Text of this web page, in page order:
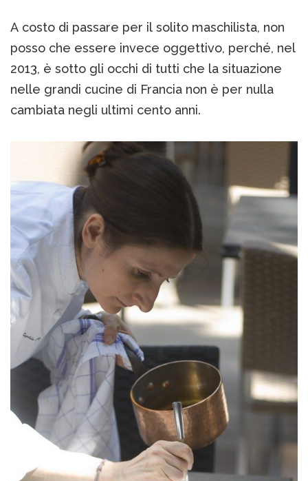
A costo di passare per il solito maschilista, non
posso che essere invece oggettivo, perché, nel
2013, è sotto gli occhi di tutti che la situazione
nelle grandi cucine di Francia non è per nulla
cambiata negli ultimi cento anni.